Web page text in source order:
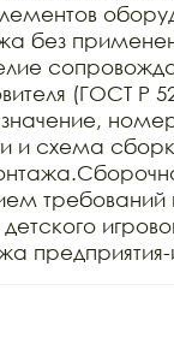
без
(ГОСТ Р
и схема
требований